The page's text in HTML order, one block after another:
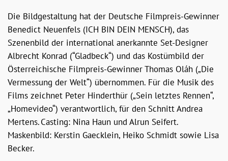
Die Bildgestaltung hat der Deutsche Filmpreis-Gewinner
Benedict Neuenfels (ICH BIN DEIN MENSCH), das
Szenenbild der international anerkannte Set-Designer
Albrecht Konrad (“Gladbeck“) und das Kostümbild der
Österreichische Filmpreis-Gewinner Thomas Oláh („Die
Vermessung der Welt“) übernommen. Für die Musik des
Films zeichnet Peter Hinderthür („Sein letztes Rennen“,
„Homevideo“) verantwortlich, für den Schnitt Andrea
Mertens. Casting: Nina Haun und Alrun Seifert.
Maskenbild: Kerstin Gaecklein, Heiko Schmidt sowie Lisa
Becker.